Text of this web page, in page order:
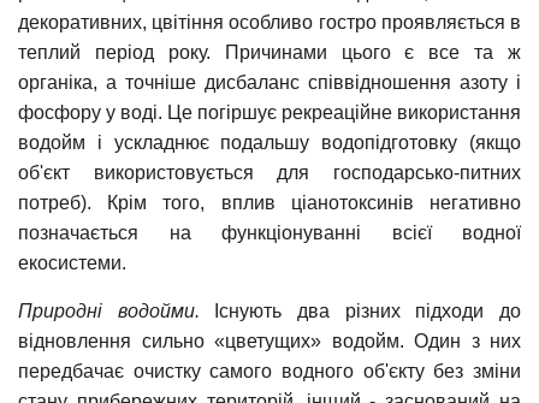
декоративних, цвітіння особливо гостро проявляється в
теплий період року. Причинами цього є все та ж
органіка, а точніше дисбаланс співвідношення азоту і
фосфору у воді. Це погіршує рекреаційне використання
водойм і ускладнює подальшу водопідготовку (якщо
об'єкт використовується для господарсько-питних
потреб). Крім того, вплив ціанотоксинів негативно
позначається на функціонуванні всієї водної
екосистеми.
Природні водойми. Існують два різних підходи до
відновлення сильно «цветущих» водойм. Один з них
передбачає очистку самого водного об'єкту без зміни